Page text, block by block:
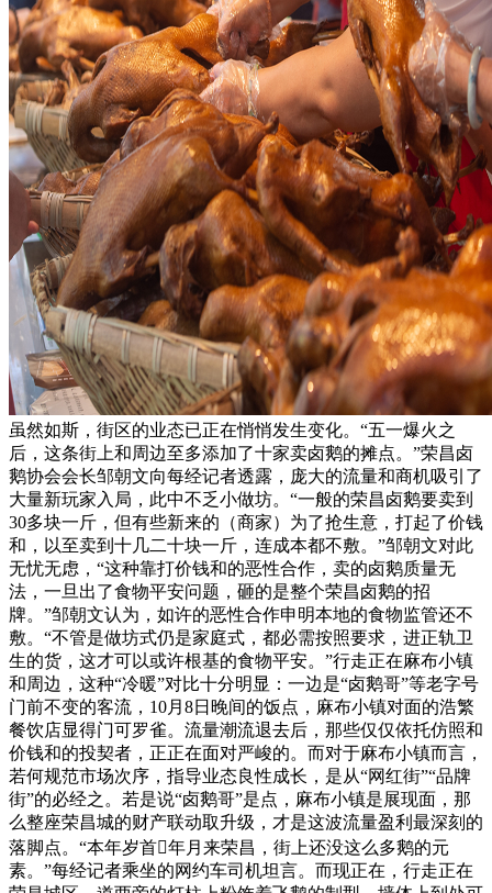
虽然如斯，街区的业态已正在悄悄发生变化。“五一爆火之
后，这条街上和周边至多添加了十家卖卤鹅的摊点。”荣昌卤
鹅协会会长邹朝文向每经记者透露，庞大的流量和商机吸引了
大量新玩家入局，此中不乏小做坊。“一般的荣昌卤鹅要卖到
30多块一斤，但有些新来的（商家）为了抢生意，打起了价钱
和，以至卖到十几二十块一斤，连成本都不敷。”邹朝文对此
无忧无虑，“这种靠打价钱和的恶性合作，卖的卤鹅质量无
法，一旦出了食物平安问题，砸的是整个荣昌卤鹅的招
牌。”邹朝文认为，如许的恶性合作申明本地的食物监管还不
敷。“不管是做坊式仍是家庭式，都必需按照要求，进正轨卫
生的货，这才可以或许根基的食物平安。”行走正在麻布小镇
和周边，这种“冷暖”对比十分明显：一边是“卤鹅哥”等老字号
门前不变的客流，10月8日晚间的饭点，麻布小镇对面的浩繁
餐饮店显得门可罗雀。流量潮流退去后，那些仅仅依托仿照和
价钱和的投契者，正正在面对严峻的。而对于麻布小镇而言，
若何规范市场次序，指导业态良性成长，是从“网红街”“品牌
街”的必经之。若是说“卤鹅哥”是点，麻布小镇是展现面，那
么整座荣昌城的财产联动取升级，才是这波流量盈利最深刻的
落脚点。“本年岁首年月来荣昌，街上还没这么多鹅的元
素。”每经记者乘坐的网约车司机坦言。而现正在，行走正在